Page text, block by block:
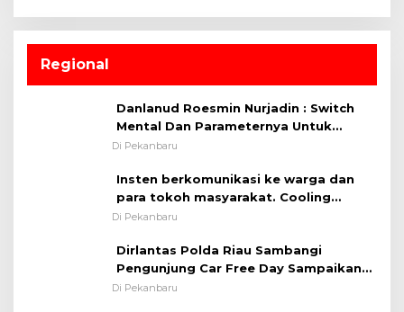
Regional
Danlanud Roesmin Nurjadin : Switch
Mental Dan Parameternya Untuk
Melaksanakan ✈
Di Pekanbaru
Insten berkomunikasi ke warga dan
para tokoh masyarakat. Cooling
System OMP LK ²024 Polsek Rumbai,
Pentingnya Memelihara dan Menjaga
Situasi Kondusif
Di Pekanbaru
Dirlantas Polda Riau Sambangi
Pengunjung Car Free Day Sampaikan
Pesan Edukasi Kamtibmas &
Di Pekanbaru